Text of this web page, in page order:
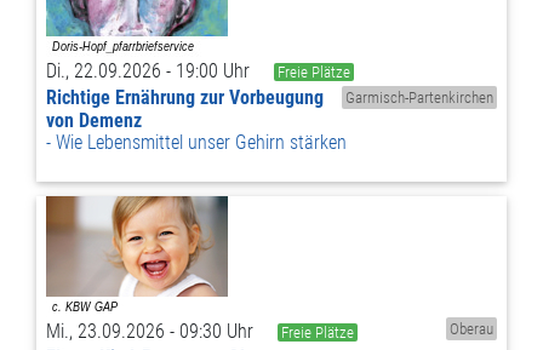
Di., 22.09.2026 - 19:00 Uhr
Freie Plätze
Garmisch-Partenkirchen
Richtige Ernährung zur Vorbeugung
von Demenz
Wie Lebensmittel unser Gehirn stärken
Mi., 23.09.2026 - 09:30 Uhr Freie Plätze Oberau